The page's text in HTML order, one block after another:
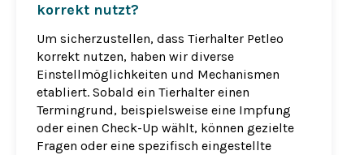
korrekt nutzt?
Um sicherzustellen, dass Tierhalter Petleo
korrekt nutzen, haben wir diverse
Einstellmöglichkeiten und Mechanismen
etabliert. Sobald ein Tierhalter einen
Termingrund, beispielsweise eine Impfung
oder einen Check-Up wählt, können gezielte
Fragen oder eine spezifisch eingestellte